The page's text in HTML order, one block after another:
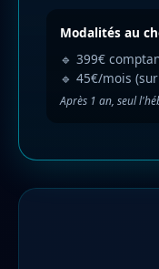
Modalités au
🔹 399€
🔹 45€/mois
Après 1 an, seul